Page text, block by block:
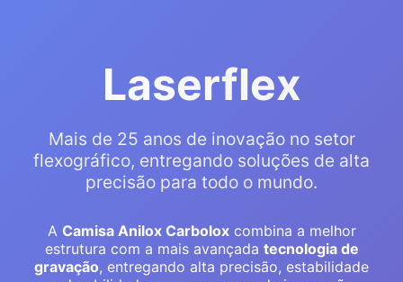
Laserflex
Mais de 25 anos de inovação no setor
flexográfico, entregando soluções de alta
precisão para todo o mundo.
A Camisa Anilox Carboloxcombina a melhor
estrutura com a mais avançada tecnologia de
gravação, entregando alta precisão, estabilidade